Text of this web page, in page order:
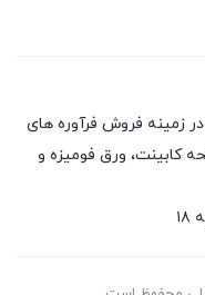
از 21 سال سابقه در زمینه فروش فرآوره های
کابینت، ورق فومیزه و